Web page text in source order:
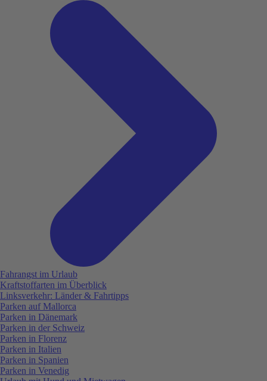
Fahrangst im Urlaub
Kraftstoffarten im Überblick
Linksverkehr: Länder & Fahrtipps
Parken auf Mallorca
Parken in Dänemark
Parken in der Schweiz
Parken in Florenz
Parken in Italien
Parken in Spanien
Parken in Venedig